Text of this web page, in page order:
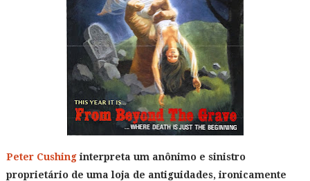
Peter Cushinginterpreta um anônimo e sinistro
proprietário de uma loja de antiguidades, ironicamente